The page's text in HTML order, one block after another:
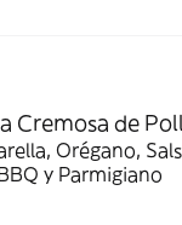
Cremosa de
Orégano,
y Parmigiano